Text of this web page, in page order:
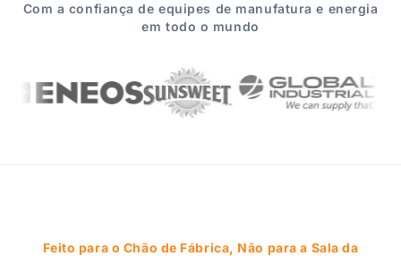
Com a confiança de equipes de manufatura e energia
em todo o mundo
Feito para o Chão de Fábrica, Não para a Sala da